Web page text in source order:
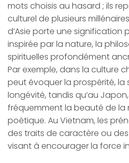
mots choisis au hasard ; ils
culturel de plusieurs
d’Asie porte une signification
inspirée par la nature, la
spirituelles profondément
Par exemple, dans la culture
peut évoquer la prospérité, la
longévité, tandis qu’au
fréquemment la beauté de la
poétique. Au Vietnam, les
des traits de caractère ou
visant à encourager la force